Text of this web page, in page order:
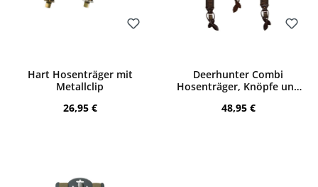
Hart Hosenträger mit
Metallclip
Regulärer Preis:
26,95 €
Deerhunter Combi
Hosenträger, Knöpfe und
Regulärer Preis:
48,95 €